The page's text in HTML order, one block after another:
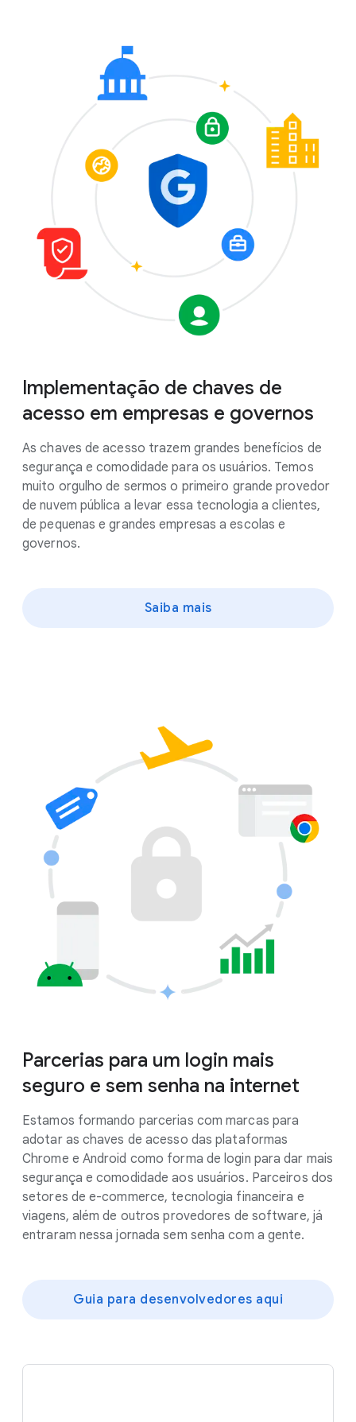
Implementação de chaves de
acesso em empresas e governos
As chaves de acesso trazem grandes benefícios de
segurança e comodidade para os usuários. Temos
muito orgulho de sermos o primeiro grande provedor
de nuvem pública a levar essa tecnologia a clientes,
de pequenas e grandes empresas a escolas e
governos.
Saiba mais
Parcerias para um login mais
seguro e sem senha na internet
Estamos formando parcerias com marcas para
adotar as chaves de acesso das plataformas
Chrome e Android como forma de login para dar mais
segurança e comodidade aos usuários. Parceiros dos
setores de e-commerce, tecnologia financeira e
viagens, além de outros provedores de software, já
entraram nessa jornada sem senha com a gente.
Guia para desenvolvedores aqui